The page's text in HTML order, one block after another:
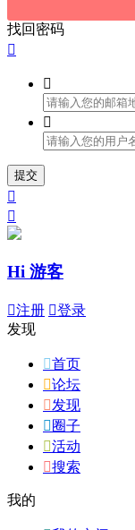
找回密码



提交


Hi 游客
注册 登录
发现
首页
论坛
发现
 圈子
活动
搜索
我的